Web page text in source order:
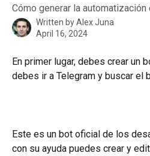
Cómo generar la automatización
Written byAlex Juna
April 16, 2024
En primer lugar, debes crear un
debes ir a Telegram y buscar el
Este es un bot oficial de los
con su ayuda puedes crear y